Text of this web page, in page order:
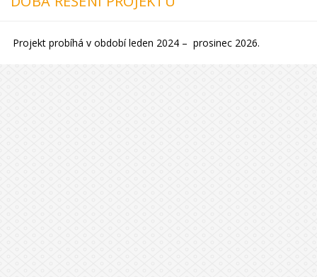
Projekt probíhá v období leden 2024 – prosinec 2026.